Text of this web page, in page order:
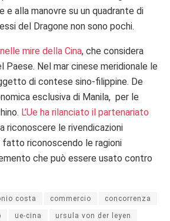
e alla manovre su un quadrante di
del Dragone non sono pochi.
mire della Cina, che considera
Paese. Nel mar cinese meridionale le
di contese sino-filippine. De
esclusiva di Manila, per le
L’Ue ha rilanciato il partenariato
riconoscere le rivendicazioni
fatto riconoscendo le ragioni
che può essere usato contro
costa commercio concorrenza
ue-cina ursula von der leyen